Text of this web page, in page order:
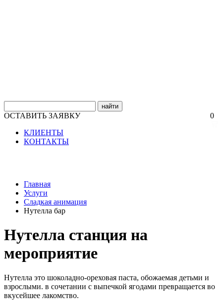
найти
0
ОСТАВИТЬ ЗАЯВКУ
КЛИЕНТЫ
КОНТАКТЫ
Главная
Услуги
Сладкая анимация
Нутелла бар
Нутелла станция на
мероприятие
Нутелла это шоколадно-ореховая паста, обожаемая детьми и
взрослыми. в сочетании с выпечкой ягодами превращается во
вкусейшее лакомство.